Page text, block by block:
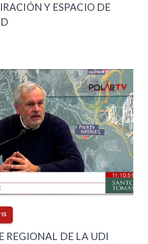
Y ESPACIO DE
REGIONAL DE LA UDI